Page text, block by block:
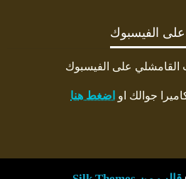
الفيسبوك
جوالك او اضغط هنا